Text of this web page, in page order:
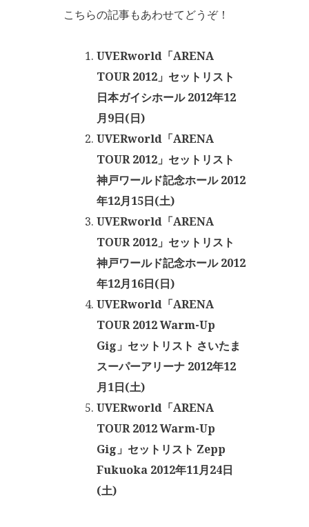
こちらの記事もあわせてどうぞ！
UVERworld「ARENA
TOUR 2012」セットリスト
日本ガイシホール 2012年12
月9日(日)
UVERworld「ARENA
TOUR 2012」セットリスト
神戸ワールド記念ホール 2012
年12月15日(土)
UVERworld「ARENA
TOUR 2012」セットリスト
神戸ワールド記念ホール 2012
年12月16日(日)
UVERworld「ARENA
TOUR 2012 Warm-Up
Gig」セットリスト さいたま
スーパーアリーナ 2012年12
月1日(土)
UVERworld「ARENA
TOUR 2012 Warm-Up
Gig」セットリスト Zepp
Fukuoka 2012年11月24日
(土)